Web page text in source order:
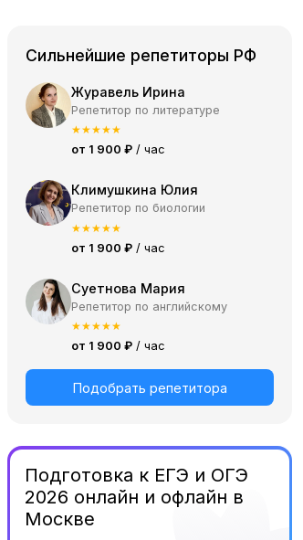
Сильнейшие репетиторы РФ
Журавель Ирина
Репетитор по литературе
★★★★★
от 1 900 ₽ / час
Климушкина Юлия
Репетитор по биологии
★★★★★
от 1 900 ₽ / час
Суетнова Мария
Репетитор по английскому
★★★★★
от 1 900 ₽ / час
Подобрать репетитора
Подготовка к ЕГЭ и ОГЭ
2026 онлайн и офлайн в
Москве